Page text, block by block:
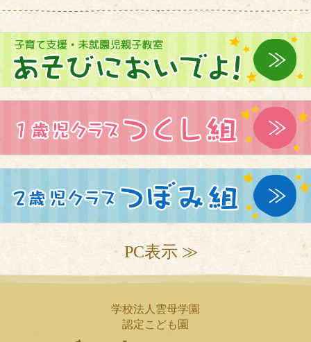
PC表示 ≫
学校法人雲母学園
認定こども園